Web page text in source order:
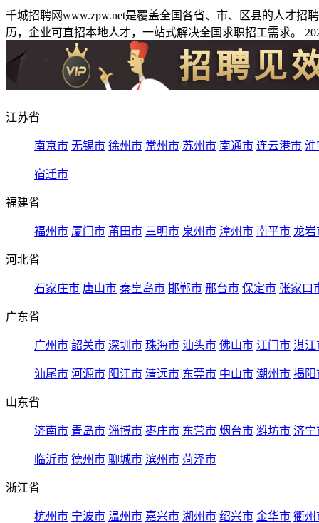
千城招聘网www.zpw.net是覆盖全国各省、市、区县的人才
历，企业可直招本地人才，一站式解决全国求职招工需求。
江苏省
南京市 无锡市 徐州市 常州市 苏州市 南通市 连云港市 淮
宿迁市
福建省
福州市 厦门市 莆田市 三明市 泉州市 漳州市 南平市 龙岩
河北省
石家庄市 唐山市 秦皇岛市 邯郸市 邢台市 保定市 张家口
广东省
广州市 韶关市 深圳市 珠海市 汕头市 佛山市 江门市 湛江
汕尾市 河源市 阳江市 清远市 东莞市 中山市 潮州市 揭阳
山东省
济南市 青岛市 淄博市 枣庄市 东营市 烟台市 潍坊市 济宁
临沂市 德州市 聊城市 滨州市 菏泽市
浙江省
杭州市 宁波市 温州市 嘉兴市 湖州市 绍兴市 金华市 衢州